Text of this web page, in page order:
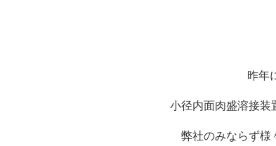
昨年
小径内面肉盛溶接装
弊社のみならず様